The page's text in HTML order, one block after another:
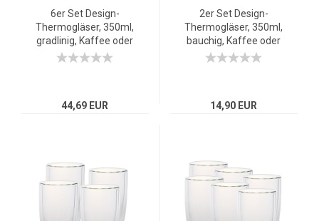
6er Set Design-
Thermogläser, 350ml,
gradlinig, Kaffee oder
Tee, doppelwandiges
44,69 EUR
2er Set Design-
Thermogläser, 350ml,
bauchig, Kaffee oder
Tee, doppelwandiges
14,90 EUR